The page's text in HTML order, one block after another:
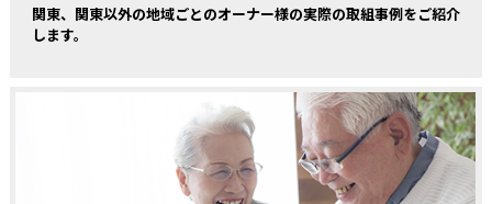
関東、関東以外の地域ごとのオーナー様の実際の取組事例をご紹介
します。